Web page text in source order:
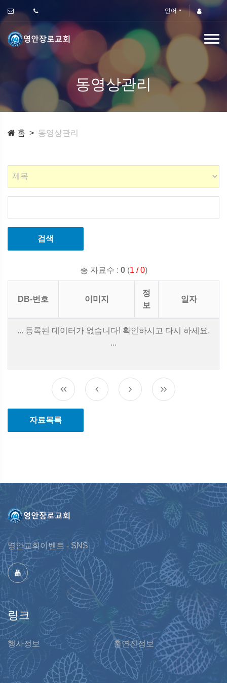
언어
동영상관리
홈 동영상관리
검색
총 자료수 : 0(1 / 0)
DB-번호 이미지
정
보
일자
... 등록된 데이터가 없습니다! 확인하시고 다시 하세요.
...
자료목록
영안교회이벤트 - SNS
링크
행사정보 출연진정보